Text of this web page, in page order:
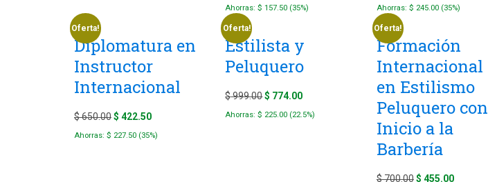
price
$ 450.00.
price
$ 292.50.
Ahorras: $ 157.50 (35%)
price
$ 700.00.
price
$ 455.00.
Ahorras: $ 245.00 (35%)
Oferta!
Diplomatura en
Instructor
Internacional
$650.00Original
price
$ 422.50Current
price
Ahorras: $ 227.50 (35%)
Oferta!
Estilista y
Peluquero
$999.00Original
price
$ 774.00Current
price
Ahorras: $ 225.00 (22.5%)
Oferta!
Formación
Internacional
en Estilismo
Peluquero con
Inicio a la
Barbería
$700.00Original
$ 455.00Current